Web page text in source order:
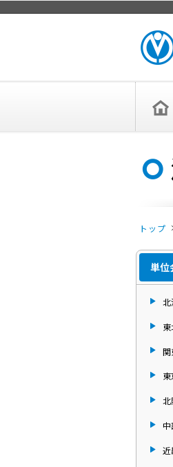
トップ
単位
北
関
北
中
近